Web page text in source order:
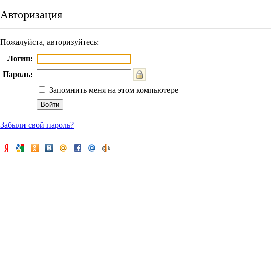
Авторизация
Пожалуйста, авторизуйтесь:
Логин:
Пароль:
Запомнить меня на этом компьютере
Забыли свой пароль?